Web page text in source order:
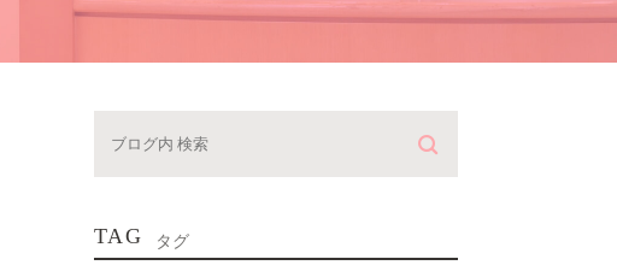
TAG タグ